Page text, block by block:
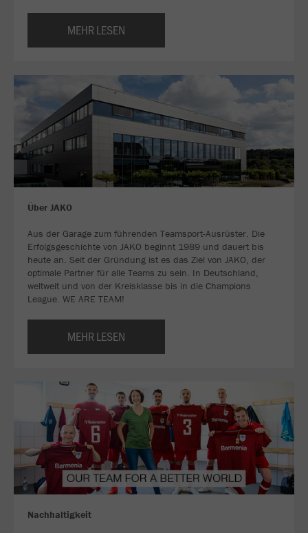
MEHR LESEN
Über JAKO
Aus der Garage zum führenden Teamsport-Ausrüster. Die
Erfolgsgeschichte von JAKO beginnt 1989 und dauert bis
heute an. Seit der Gründung ist es das Ziel von JAKO, der
optimale Partner für alle Teams zu sein. In Deutschland,
weltweit und von der Kreisklasse bis in die Champions
League. WE ARE TEAM!
MEHR LESEN
Nachhaltigkeit